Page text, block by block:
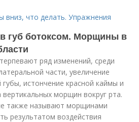
вниз, что делать. Упражнения
губ ботоксом. Морщины в
ряд изменений, среди
части, увеличение
истончение красной каймы и
морщин вокруг рта.
также называют морщинами
результатом воздействия